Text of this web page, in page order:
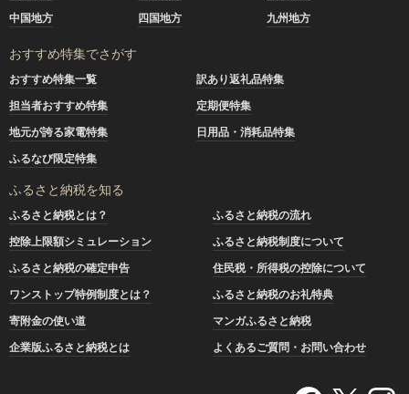
中国地方
四国地方 九州地方
おすすめ特集でさがす
おすすめ特集一覧
訳あり返礼品特集
担当者おすすめ特集
定期便特集
地元が誇る家電特集
日用品・消耗品特集
ふるなび限定特集
ふるさと納税を知る
ふるさと納税とは？
ふるさと納税の流れ
控除上限額シミュレーション
ふるさと納税制度について
ふるさと納税の確定申告
住民税・所得税の控除について
ワンストップ特例制度とは？
ふるさと納税のお礼特典
寄附金の使い道
マンガふるさと納税
企業版ふるさと納税とは
よくあるご質問・お問い合わせ